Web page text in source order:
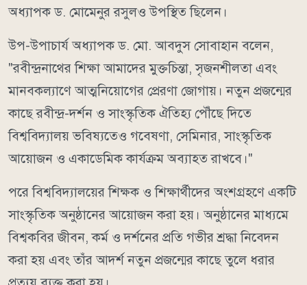
অধ্যাপক ড. মোমেনুর রসুলও উপস্থিত ছিলেন।
উপ-উপাচার্য অধ্যাপক ড. মো. আবদুস সোবাহান বলেন,
"রবীন্দ্রনাথের শিক্ষা আমাদের মুক্তচিন্তা, সৃজনশীলতা এবং
মানবকল্যাণে আত্মনিয়োগের প্রেরণা জোগায়। নতুন প্রজন্মের
কাছে রবীন্দ্র-দর্শন ও সাংস্কৃতিক ঐতিহ্য পৌঁছে দিতে
বিশ্ববিদ্যালয় ভবিষ্যতেও গবেষণা, সেমিনার, সাংস্কৃতিক
আয়োজন ও একাডেমিক কার্যক্রম অব্যাহত রাখবে।"
পরে বিশ্ববিদ্যালয়ের শিক্ষক ও শিক্ষার্থীদের অংশগ্রহণে একটি
সাংস্কৃতিক অনুষ্ঠানের আয়োজন করা হয়। অনুষ্ঠানের মাধ্যমে
বিশ্বকবির জীবন, কর্ম ও দর্শনের প্রতি গভীর শ্রদ্ধা নিবেদন
করা হয় এবং তাঁর আদর্শ নতুন প্রজন্মের কাছে তুলে ধরার